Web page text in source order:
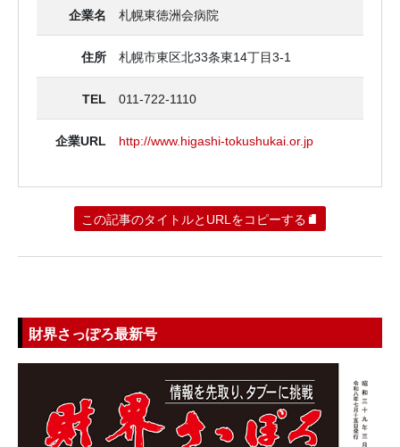
企業名 札幌東徳洲会病院
住所 札幌市東区北33条東14丁目3‐1
TEL 011-722-1110
企業URL http://www.higashi-tokushukai.or.jp
この記事のタイトルとURLをコピーする
財界さっぽろ最新号